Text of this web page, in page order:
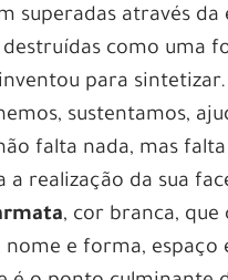
superadas através
como uma
para sintetizar.
sustentamos,
falta nada, mas
realização da sua
, cor branca,
e forma, espaço